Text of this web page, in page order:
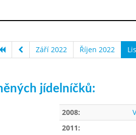
Září 2022 Říjen 2022
jídelníčků:
2008:
2011: